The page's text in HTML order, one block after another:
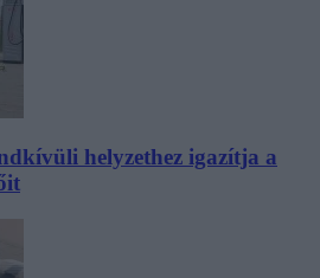
helyzethez igazítja a